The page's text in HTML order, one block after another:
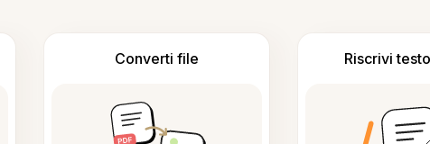
Converti file Riscrivi